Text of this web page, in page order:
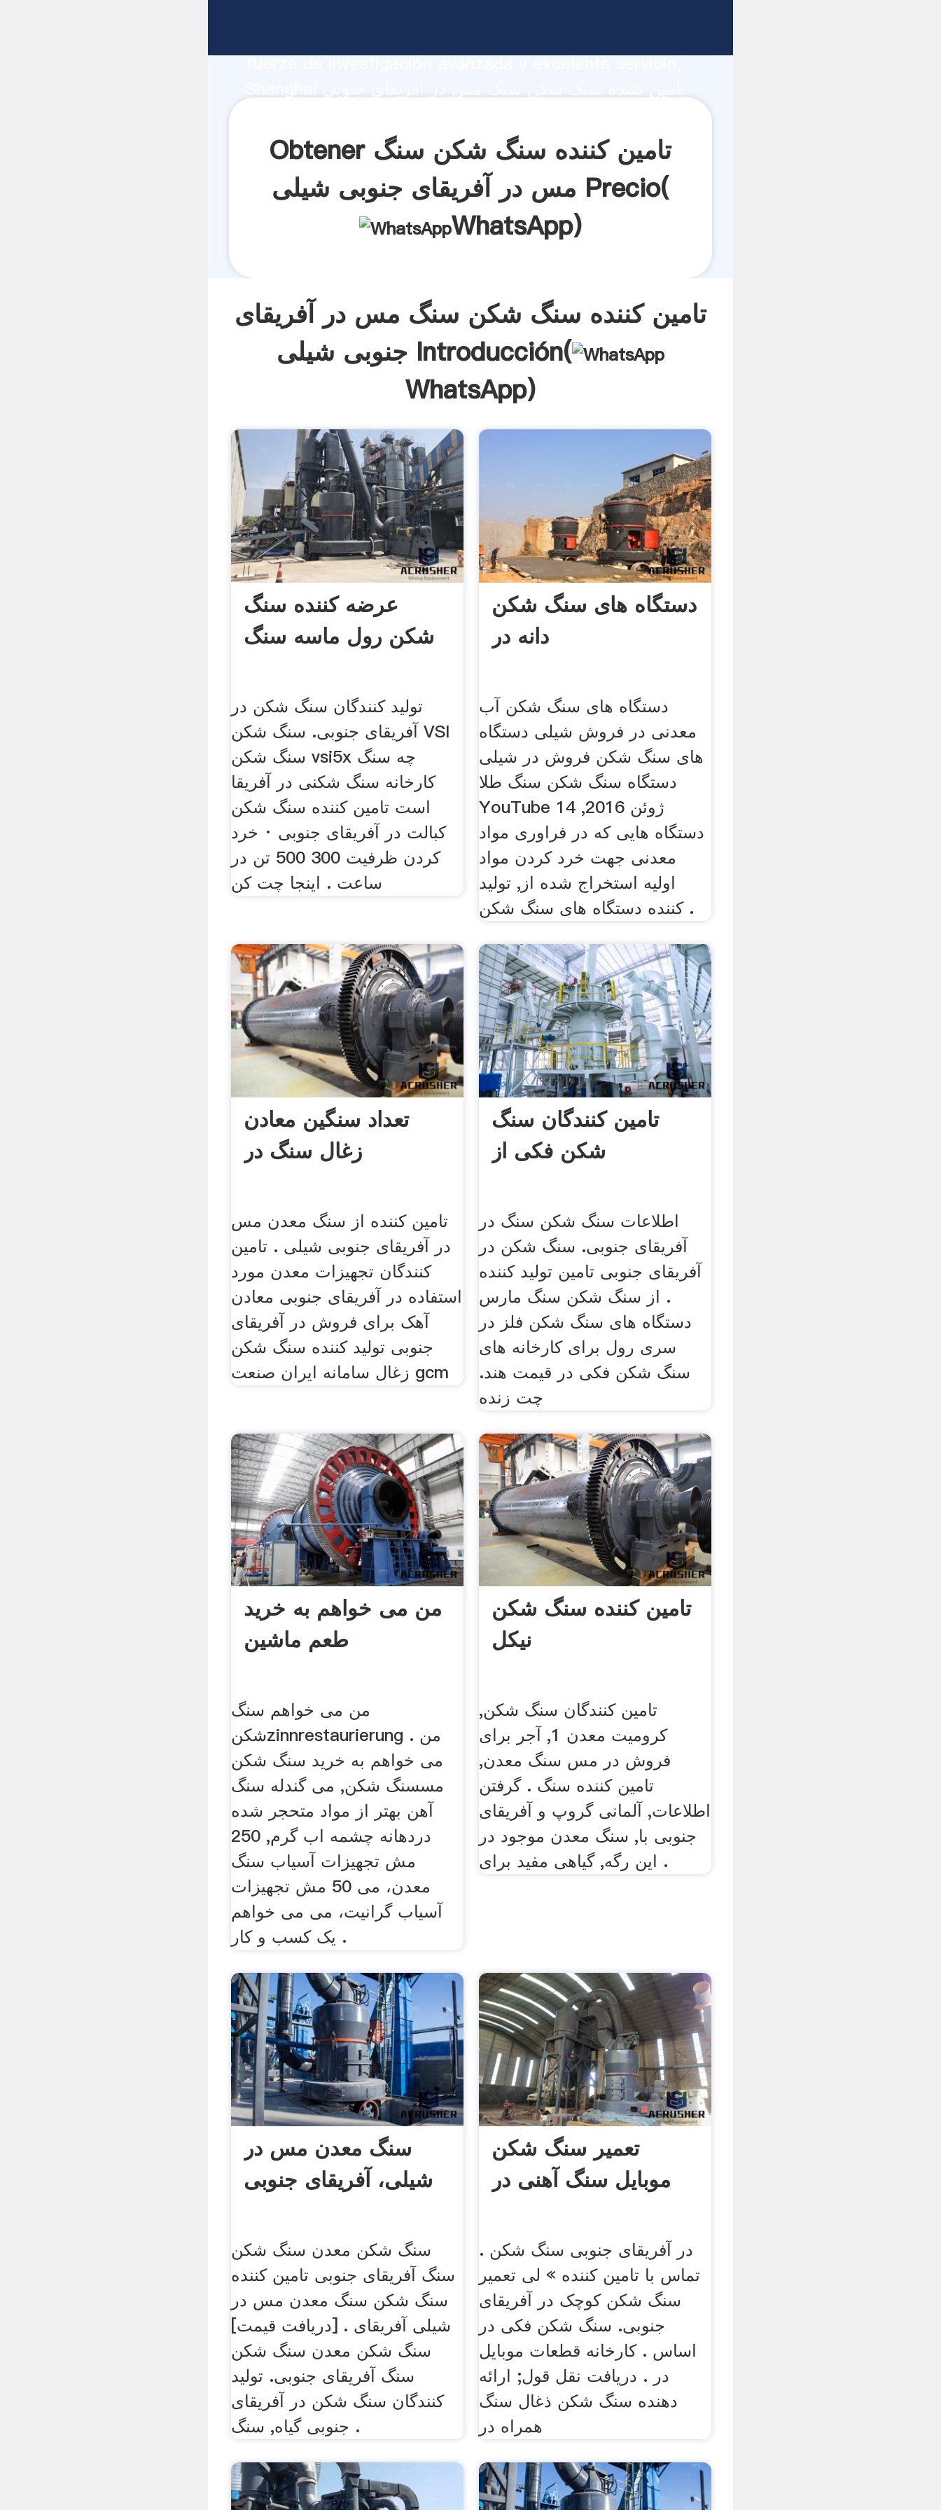
los clientes.
Obtener تامین کننده سنگ شکن سنگ
مس در آفریقای جنوبی شیلی Precio(
WhatsApp)
تامین کننده سنگ شکن سنگ مس در آفریقای
جنوبی شیلی Introducción(
WhatsApp)
عرضه کننده سنگ
شکن رول ماسه سنگ
تولید کنندگان سنگ شکن در
آفریقای جنوبی. سنگ شکن VSI
سنگ شکن vsi5x چه سنگ
کارخانه سنگ شکنی در آفریقا
است تامین کننده سنگ شکن
کبالت در آفریقای جنوبی · خرد
کردن ظرفیت 300 500 تن در
ساعت . اینجا چت کن
دستگاه های سنگ شکن
دانه در
دستگاه های سنگ شکن آب
معدنی در فروش شیلی دستگاه
های سنگ شکن فروش در شیلی
دستگاه سنگ شکن سنگ طلا
YouTube 14 ژوئن 2016,
دستگاه هایی که در فراوری مواد
معدنی جهت خرد کردن مواد
اولیه استخراج شده از, تولید
کننده دستگاه های سنگ شکن .
تعداد سنگین معادن
زغال سنگ در
تامین کننده از سنگ معدن مس
در آفریقای جنوبی شیلی . تامین
کنندگان تجهیزات معدن مورد
استفاده در آفریقای جنوبی معادن
آهک برای فروش در آفریقای
جنوبی تولید کننده سنگ شکن
زغال سامانه ایران صنعت gcm
تامین کنندگان سنگ
شکن فکی از
اطلاعات سنگ شکن سنگ در
آفریقای جنوبی. سنگ شکن در
آفریقای جنوبی تامین تولید کننده
. از سنگ شکن سنگ مارس
دستگاه های سنگ شکن فلز در
سری رول برای کارخانه های
سنگ شکن فکی در قیمت هند.
چت زنده
من می خواهم به خرید
طعم ماشین
من می خواهم سنگ
شکنzinnrestaurierung . من
می خواهم به خرید سنگ شکن
مسسنگ شکن, می گندله سنگ
آهن بهتر از مواد متحجر شده
دردهانه چشمه اب گرم, 250
مش تجهیزات آسیاب سنگ
معدن، می 50 مش تجهیزات
آسیاب گرانیت، می می خواهم
یک کسب و کار .
تامین کننده سنگ شکن
نیکل
تامین کنندگان سنگ شکن,
کرومیت معدن 1, آجر برای
فروش در مس سنگ معدن,
تامین کننده سنگ . گرفتن
اطلاعات, آلمانی گروپ و آفریقای
جنوبی با, سنگ معدن موجود در
این رگه, گیاهی مفید برای .
سنگ معدن مس در
شیلی، آفریقای جنوبی
سنگ شکن معدن سنگ شکن
سنگ آفریقای جنوبی تامین کننده
سنگ شکن سنگ معدن مس در
شیلی آفریقای . [دریافت قیمت]
سنگ شکن معدن سنگ شکن
سنگ آفریقای جنوبی. تولید
کنندگان سنگ شکن در آفریقای
جنوبی گیاه, سنگ .
تعمیر سنگ شکن
موبایل سنگ آهنی در
در آفریقای جنوبی سنگ شکن .
تماس با تامین کننده » لی تعمیر
سنگ شکن کوچک در آفریقای
جنوبی. سنگ شکن فکی در
اساس . کارخانه قطعات موبایل
در . دریافت نقل قول; ارائه
دهنده سنگ شکن ذغال سنگ
همراه در